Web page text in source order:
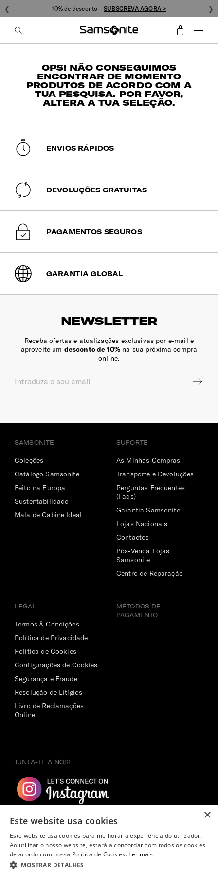
10% de desconto –SUBSCREVA AGORA >
❮ ❯
OPS! NÃO CONSEGUIMOS
ENCONTRAR DE MOMENTO
PRODUTOS DE ACORDO COM A
TUA PESQUISA. POR FAVOR,
ALTERA A TUA SELEÇÃO.
ENVIOS RÁPIDOS
DEVOLUÇÕES GRATUITAS
PAGAMENTOS SEGUROS
GARANTIA GLOBAL
NEWSLETTER
Receba ofertas e atualizações exclusivas por e-mail e
aproveite um desconto de 10%na sua próxima compra
online.
SAMSONITE
Coleções
Catálogo Samsonite
Feito na Europa
Sustentabilidade
Mala de Cabine Ideal
SUPORTE
As Minhas Compras
Transporte e Devoluções
Perguntas Frequentes
(Faqs)
Garantia Samsonite
Lojas Nacionais
Contactos
Pós-Venda Lojas
Samsonite
Centro de Reparação
LEGAL
Termos & Condições
Política de Privacidade
Política de Cookies
Configurações de Cookies
Segurança e Fraude
Resolução de Litígios
Livro de Reclamações
Online
MÉTODOS DE
PAGAMENTO
JUNTA-TE A NÓS!
×
Este website usa cookies
Este website usa cookies para melhorar a experiência do utilizador.
Ao utilizar o nosso website, estará a concordar com todos os cookies
de acordo com nossa Política de Cookies. Ler mais
MOSTRAR DETALHES